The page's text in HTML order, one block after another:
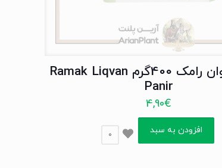
پنیر لیقوان رامک 400گرم Ramak Liqvan
Panir
4,90€
افزودن به سبد 0